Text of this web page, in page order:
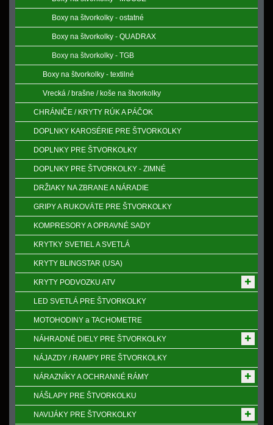
Boxy na štvorkolky - ostatné
Boxy na štvorkolky - QUADRAX
Boxy na štvorkolky - TGB
Boxy na štvorkolky - textilné
Vrecká / brašne / koše na štvorkolky
CHRÁNIČE / KRYTY RÚK A PÁČOK
DOPLNKY KAROSÉRIE PRE ŠTVORKOLKY
DOPLNKY PRE ŠTVORKOLKY
DOPLNKY PRE ŠTVORKOLKY - ZIMNÉ
DRŽIAKY NA ZBRANE A NÁRADIE
GRIPY A RUKOVӒTE PRE ŠTVORKOLKY
KOMPRESORY A OPRAVNÉ SADY
KRYTKY SVETIEL A SVETLÁ
KRYTY BLINGSTAR (USA)
KRYTY PODVOZKU ATV
LED SVETLÁ PRE ŠTVORKOLKY
MOTOHODINY a TACHOMETRE
NÁHRADNÉ DIELY PRE ŠTVORKOLKY
NÁJAZDY / RAMPY PRE ŠTVORKOLKY
NÁRAZNÍKY A OCHRANNÉ RÁMY
NÁŠLAPY PRE ŠTVORKOLKU
NAVIJÁKY PRE ŠTVORKOLKY